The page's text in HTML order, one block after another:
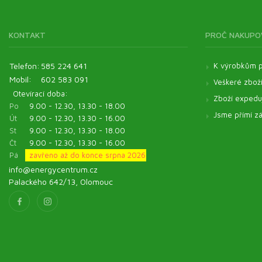
Veterinární produkty - ostatní
KONTAKT
Telefon: 585 224 641
Mobil:
602 583 091
Otevírací doba:
Po
9.00 - 12.30, 13.30 - 18.00
Út
9.00 - 12.30, 13.30 - 16.00
St
9.00 - 12.30, 13.30 - 18.00
Čt
9.00 - 12.30, 13.30 - 16.00
Pá
zavřeno až do konce srpna 2026
info@energycentrum.cz
Palackého 642/13, Olomouc
PROČ
K výrobkům
Veškeré
Zboží
Jsme přímí